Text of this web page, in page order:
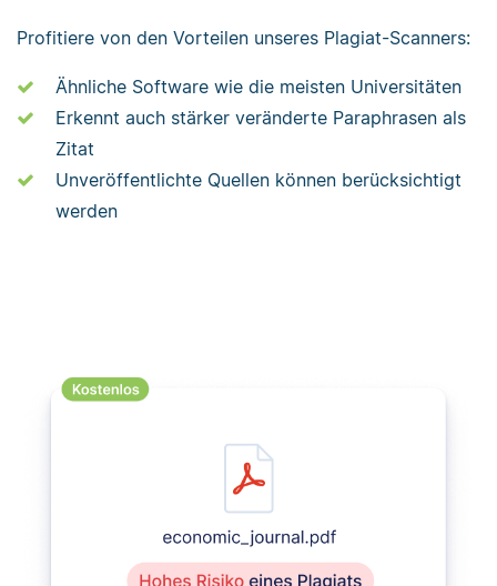
Profitiere von den Vorteilen unseres Plagiat-Scanners:
Ähnliche Software wie die meisten Universitäten
Erkennt auch stärker veränderte Paraphrasen als
Zitat
Unveröffentlichte Quellen können berücksichtigt
werden